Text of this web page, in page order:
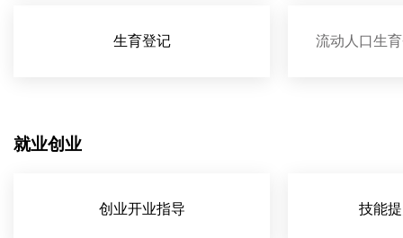
生育登记 流动人口生
就业创业
创业开业指导 技能